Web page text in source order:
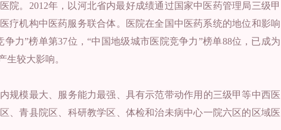
院。2012年，以河北省内最好成绩通过国家中医药管理局三级甲
疗机构中医药服务联合体。医院在全国中医药系统的地位和影响
力”榜单第37位，“中国地级城市医院竞争力”榜单88位，已成为
生较大影响。
规模最大、服务能力最强、具有示范带动作用的三级甲等中西医
、青县院区、科研教学区、体检和治未病中心一院六区的区域医